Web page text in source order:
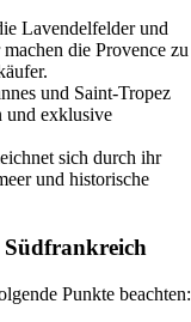
Lavendelfelder und
die Provence zu
und Saint-Tropez
und exklusive
sich durch ihr
und historische
Südfrankreich
Punkte beachten: